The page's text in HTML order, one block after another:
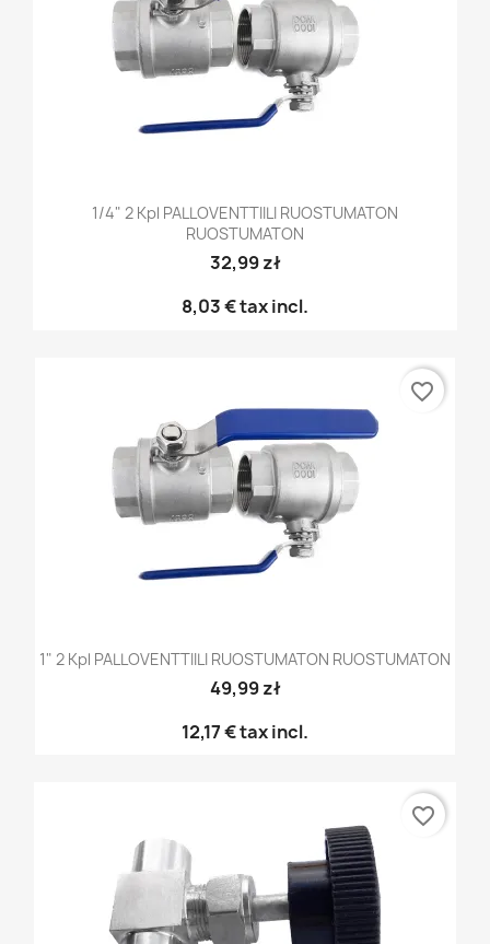
1/4" 2 Kpl PALLOVENTTIILI RUOSTUMATON
RUOSTUMATON
32,99 zł
8,03 €tax incl.
1" 2 Kpl PALLOVENTTIILI RUOSTUMATON RUOSTUMATON
49,99 zł
12,17 €tax incl.
favorite_border
favorite_border